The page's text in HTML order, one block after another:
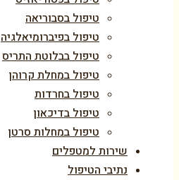
טיפול בסבוריאה
טיפול בפיברומיאלגיה
טיפול בבלוטת התריס
טיפול במחלת קרוהן
טיפול בחרדות
טיפול בדיכאון
טיפול במחלות סרטן
שירות למטפלים
נתיבי הטיפול